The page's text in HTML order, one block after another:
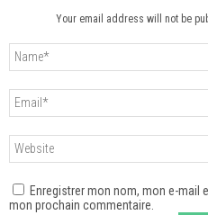
Your email address will not be
Enregistrer mon nom, mon e-mail
mon prochain commentaire.